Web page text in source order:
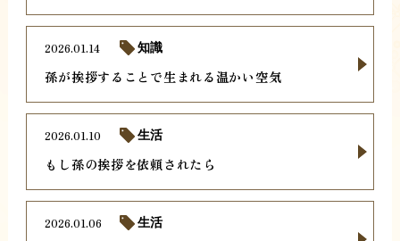
孫が挨拶することで生まれる温かい空気
2026.01.14 知識
もし孫の挨拶を依頼されたら
2026.01.10 生活
2026.01.06 生活